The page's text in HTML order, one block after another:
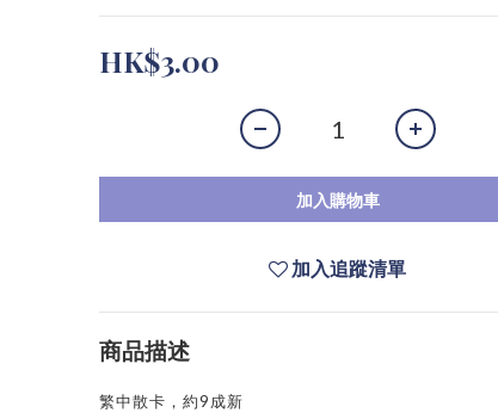
HK$3.00
加入購物車
加入追蹤清單
商品描述
繁中散卡，約9成新